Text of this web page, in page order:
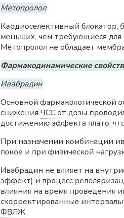
Метопролол
Кардиоселективный
меньших, чем требующиеся для
Метопролол не обладает
Фармакодинамические
Ивабрадин
Основной фармакологической
снижения ЧССот дозы
достижению эффекта плато,
При назначении комбинации
покое и при физической
Ивабрадин не влияет на
эффект) и процесс
влияния на время проведения
скорректированные интервалы
ФВЛЖ.